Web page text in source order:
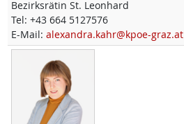
Bezirksrätin St. Leonhard
Tel: +43 664 5127576
E-Mail: alexandra.kahr@kpoe-graz.at